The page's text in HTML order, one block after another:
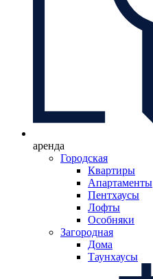
аренда
Городская
Квартиры
Апартаменты
Пентхаусы
Лофты
Особняки
Загородная
Дома
Таунхаусы